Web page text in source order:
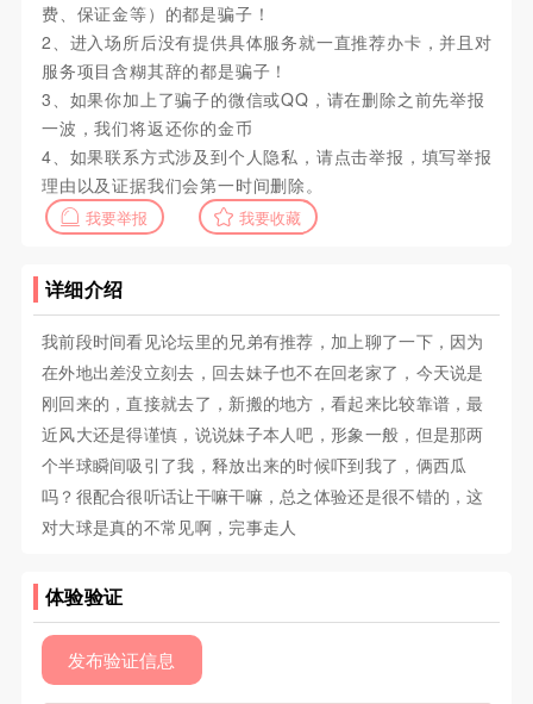
费、保证金等）的都是骗子！
2、进入场所后没有提供具体服务就一直推荐办卡，并且对
服务项目含糊其辞的都是骗子！
3、如果你加上了骗子的微信或QQ，请在删除之前先举报
一波，我们将返还你的金币
4、如果联系方式涉及到个人隐私，请点击举报，填写举报
理由以及证据我们会第一时间删除。
我要举报 我要收藏
详细介绍
我前段时间看见论坛里的兄弟有推荐，加上聊了一下，因为
在外地出差没立刻去，回去妹子也不在回老家了，今天说是
刚回来的，直接就去了，新搬的地方，看起来比较靠谱，最
近风大还是得谨慎，说说妹子本人吧，形象一般，但是那两
个半球瞬间吸引了我，释放出来的时候吓到我了，俩西瓜
吗？很配合很听话让干嘛干嘛，总之体验还是很不错的，这
对大球是真的不常见啊，完事走人
体验验证
发布验证信息